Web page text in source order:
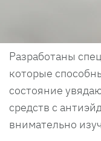
Разработаны
которые
состояние
средств с
внимательно